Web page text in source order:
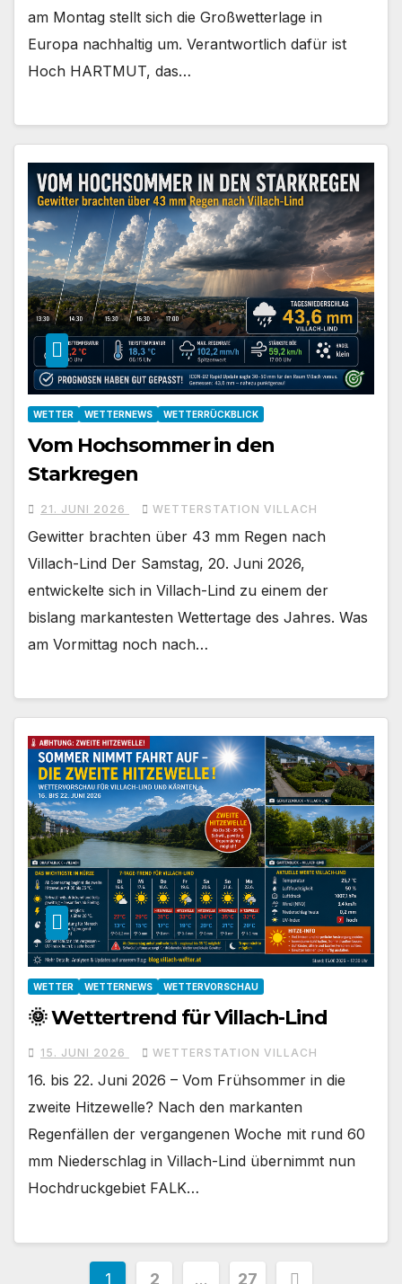
am Montag stellt sich die Großwetterlage in
Europa nachhaltig um. Verantwortlich dafür ist
Hoch HARTMUT, das…
WETTER WETTERNEWS WETTERRÜCKBLICK
Vom Hochsommer in den
Starkregen
21. JUNI 2026 WETTERSTATION VILLACH
Gewitter brachten über 43 mm Regen nach
Villach-Lind Der Samstag, 20. Juni 2026,
entwickelte sich in Villach-Lind zu einem der
bislang markantesten Wettertage des Jahres. Was
am Vormittag noch nach…
WETTER WETTERNEWS WETTERVORSCHAU
🌞 Wettertrend für Villach-Lind
15. JUNI 2026 WETTERSTATION VILLACH
16. bis 22. Juni 2026 – Vom Frühsommer in die
zweite Hitzewelle? Nach den markanten
Regenfällen der vergangenen Woche mit rund 60
mm Niederschlag in Villach-Lind übernimmt nun
Hochdruckgebiet FALK…
1 2 … 27